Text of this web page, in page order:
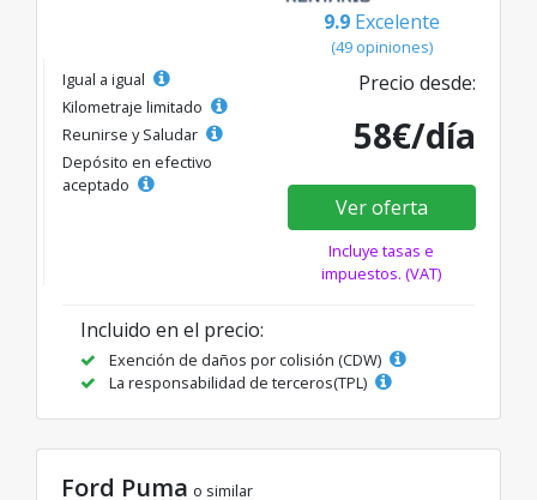
9.9 Excelente
(49 opiniones)
Igual a igual
Kilometraje limitado
Reunirse y Saludar
Depósito en efectivo
aceptado
Precio desde:
58€/día
Ver oferta
Incluye tasas e
impuestos. (VAT)
Incluido en el precio:
Exención de daños por colisión (CDW)
La responsabilidad de terceros(TPL)
Ford Puma o similar